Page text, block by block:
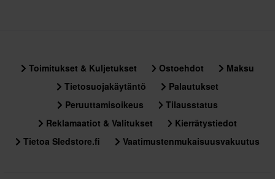
Toimitukset & Kuljetukset Ostoehdot
Maksu
Tietosuojakäytäntö
Palautukset
Peruuttamisoikeus
Tilausstatus
Reklamaatiot & Valitukset
Kierrätystiedot
Tietoa Sledstore.fi
Vaatimustenmukaisuusvakuutus